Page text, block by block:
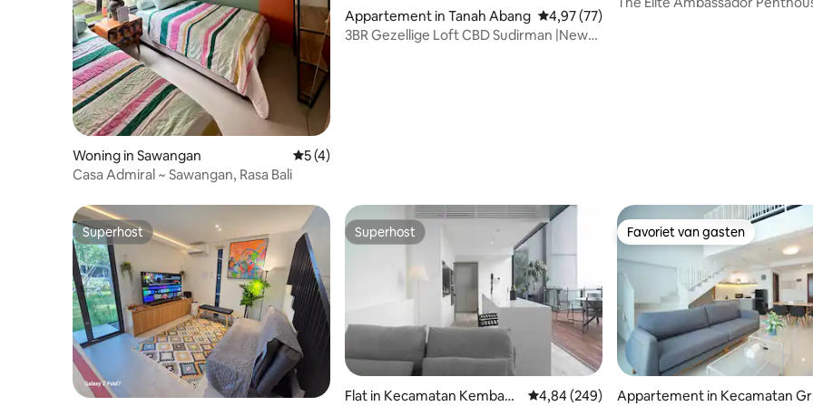
Woning in Sawangan Gemiddelde beoordeling van 5 op 5, 4 recensies
5 (4)
Casa Admiral ~ Sawangan, Rasa Bali
Appartement in Tanah Abang Gemiddelde beoordeling van 4,97 op 5, 77
4,97 (77)
3BR Gezellige Loft CBD Sudirman |New
Superhost
Superhost Superhost
Superhost
Flat in Kecamatan Kembang
Gemiddelde beoordeling van 4,84 op 5, 249
4,84 (249)
Favoriet van gasten
Favoriet van gasten
Appartement in Kecamatan